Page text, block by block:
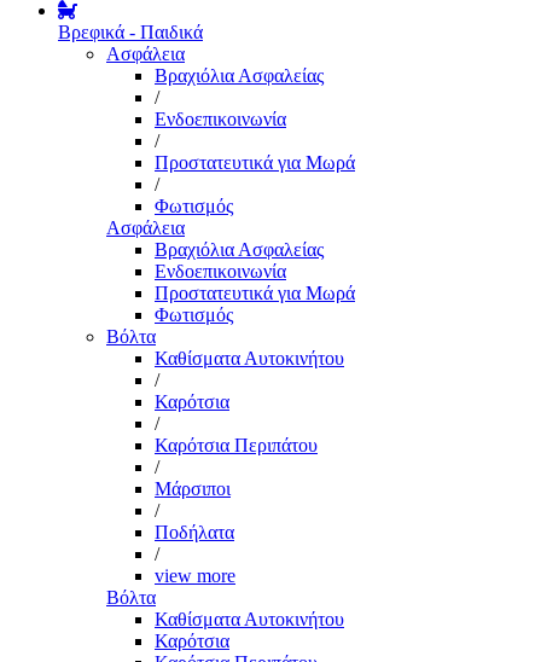
Βρεφικά - Παιδικά
Ασφάλεια
Βραχιόλια Ασφαλείας
/
Ενδοεπικοινωνία
/
Προστατευτικά για Μωρά
/
Φωτισμός
Ασφάλεια
Βραχιόλια Ασφαλείας
Ενδοεπικοινωνία
Προστατευτικά για Μωρά
Φωτισμός
Βόλτα
Καθίσματα Αυτοκινήτου
/
Καρότσια
/
Καρότσια Περιπάτου
/
Μάρσιποι
/
Ποδήλατα
/
view more
Βόλτα
Καθίσματα Αυτοκινήτου
Καρότσια